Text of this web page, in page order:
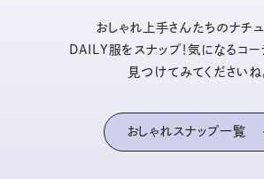
おしゃれ上手さんたちのナチ
DAILY服をスナップ！気になるコー
見つけてみてくださいね
おしゃれスナップ一覧